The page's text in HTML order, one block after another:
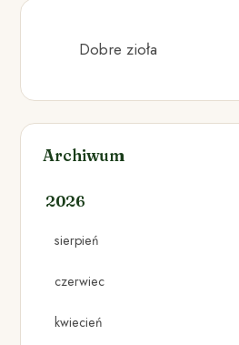
Dobre zioła
Archiwum
2026
sierpień
czerwiec
kwiecień